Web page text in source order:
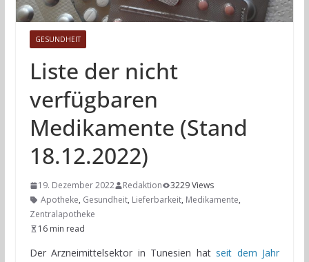
GESUNDHEIT
Liste der nicht
verfügbaren
Medikamente (Stand
18.12.2022)
19. Dezember 2022 Redaktion
3229 Views
Apotheke, Gesundheit, Lieferbarkeit, Medikamente,
Zentralapotheke
16 min read
Der Arzneimittelsektor in Tunesien hat seit dem Jahr